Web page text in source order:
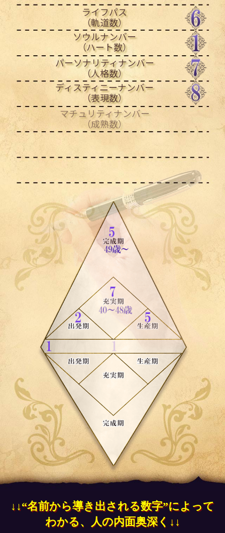
ライフパス
（軌道数）
ソウルナンバー
（ハート数）
パーソナリティナンバー
（人格数）
ディスティニーナンバー
（表現数）
マチュリティナンバー
（成熟数）
↓↓“名前から導き出される数字”によって
わかる、人の内面奥深く↓↓